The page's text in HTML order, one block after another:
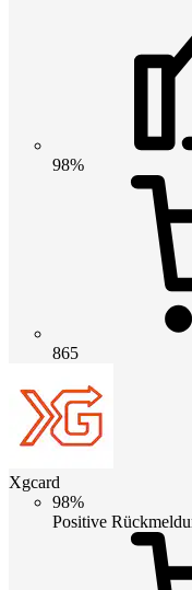
98%
865
Xgcard
98%
Positive